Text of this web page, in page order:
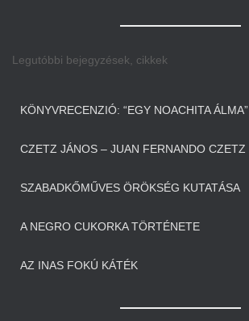
Legutóbbi bejegyzések, cikkek
KÖNYVRECENZIÓ: “EGY NOACHITA ÁLMA”
CZETZ JÁNOS – JUAN FERNANDO CZETZ
SZABADKŐMŰVES ÖRÖKSÉG KUTATÁSA
A NEGRO CUKORKA TÖRTÉNETE
AZ INAS FOKÚ KÁTÉK